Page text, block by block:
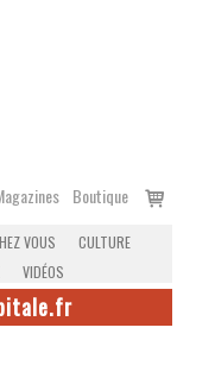
Boutique
Voir
VOUS
CULTURE
VIDÉOS